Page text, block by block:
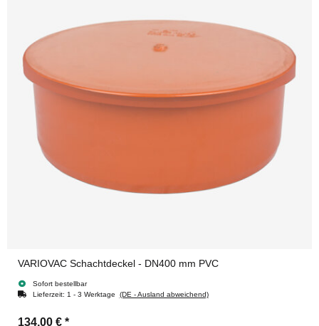
VARIOVAC Schachtdeckel - DN400 mm PVC
Sofort bestellbar
Lieferzeit: 1 - 3 Werktage (DE - Ausland abweichend)
134,00 € *